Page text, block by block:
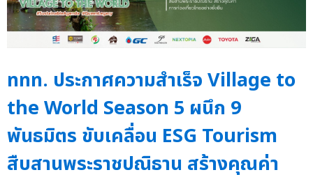
ททท. ประกาศความสำเร็จ Village to
the World Season 5 ผนึก 9
พันธมิตร ขับเคลื่อน ESG Tourism
สืบสานพระราชปณิธาน สร้างคุณค่า